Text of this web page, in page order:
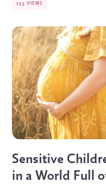
253 VIEWS
Sensitive
in a World Full